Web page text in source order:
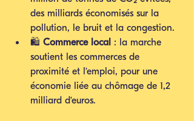
des milliards économisés sur la
pollution, le bruit et la congestion.
🛍️ Commerce local : la marche
soutient les commerces de
proximité et l’emploi, pour une
économie liée au chômage de 1,2
milliard d’euros.